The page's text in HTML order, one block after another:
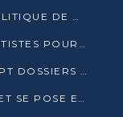
L’UPRN SE RETIRE DU DIALOGUE POLITIQUE DE DJAMBALA : TENSIONS DANS LE PRÉ-ÉLECTORAL CONGOLAIS
DAVE MAFOULA À L’ÉCOUTE DES ARTISTES POUR REDÉFINIR SA POLITIQUE CULTURELLE
PRÉSIDENTIELLE DE MARS 2026 : SEPT DOSSIERS DE CANDIDATURE ENREGISTRÉS À LA CLÔTURE DES DÉPÔTS
PRÉSIDENTIELLE 2026 : DESTIN GAVET SE POSE EN CANDIDAT DU « RAS-LE-BOL »